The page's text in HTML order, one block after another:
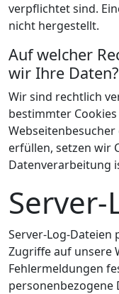
verpflichtet sind.
nicht hergestellt.
Auf welcher
wir Ihre Daten?
Wir sind rechtlich
bestimmter
erfüllen, setzen wir
Datenverarbeitung
Server-Log-
Zugriffe auf unsere
Fehlermeldungen
personenbezogene